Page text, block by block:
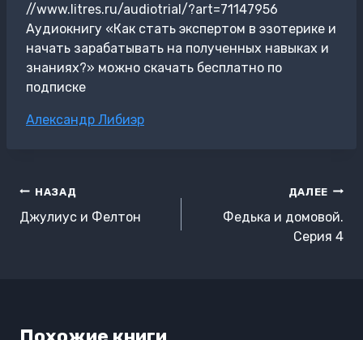
//www.litres.ru/audiotrial/?art=71147956
Аудиокнигу «Как стать экспертом в эзотерике и
начать зарабатывать на полученных навыках и
знаниях?» можно скачать бесплатно по
подписке
Метки
Александр Либиэр
Навигация
по
НАЗАД
Джулиус и Фелтон
ДАЛЕЕ
Федька и домовой.
Серия 4